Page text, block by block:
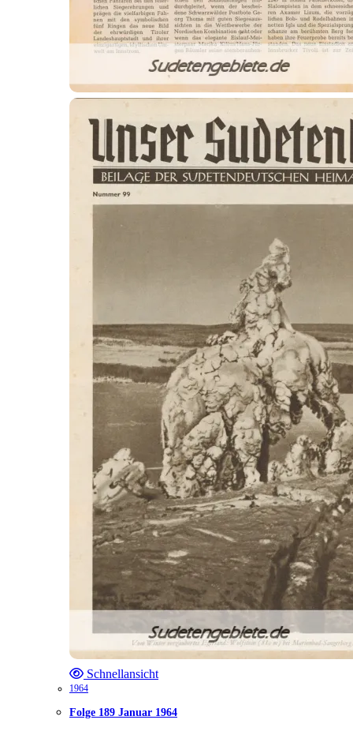
Schnellansicht
1964
Folge 189 Januar 1964